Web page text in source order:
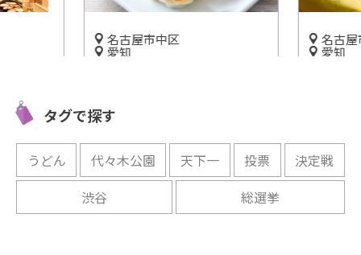
野
名古屋市中区
愛知
エンゼル広場で開催
名古屋
愛知
タグで探す
うどん 代々木公園 天下一 投票
決定戦
渋谷
総選挙